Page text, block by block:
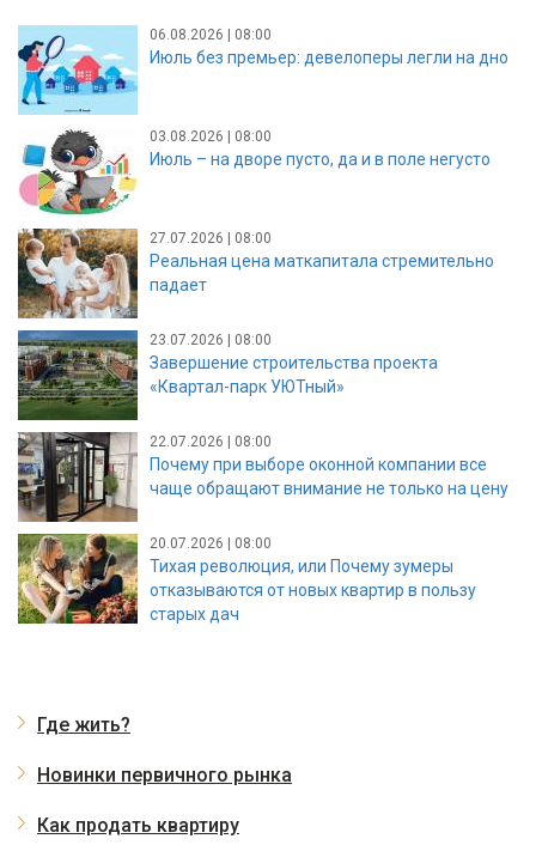
06.08.2026 | 08:00
Июль без премьер: девелоперы легли на дно
03.08.2026 | 08:00
Июль – на дворе пусто, да и в поле негусто
27.07.2026 | 08:00
Реальная цена маткапитала стремительно
падает
23.07.2026 | 08:00
Завершение строительства проекта
«Квартал-парк УЮТный»
22.07.2026 | 08:00
Почему при выборе оконной компании все
чаще обращают внимание не только на цену
20.07.2026 | 08:00
Тихая революция, или Почему зумеры
отказываются от новых квартир в пользу
старых дач
Где жить?
Новинки первичного рынка
Как продать квартиру